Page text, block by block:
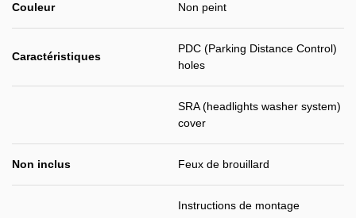
Couleur Non peint
Caractéristiques
PDC (Parking Distance Control)
holes
SRA (headlights washer system)
cover
Non inclus Feux de brouillard
Instructions de montage